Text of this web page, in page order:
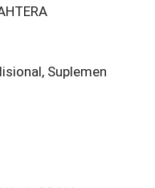
Suplemen